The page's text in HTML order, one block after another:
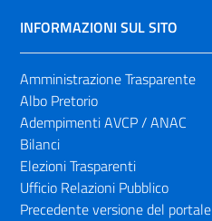
INFORMAZIONI SUL SITO
Amministrazione Trasparente
Albo Pretorio
Adempimenti AVCP / ANAC
Bilanci
Elezioni Trasparenti
Ufficio Relazioni Pubblico
Precedente versione del portale